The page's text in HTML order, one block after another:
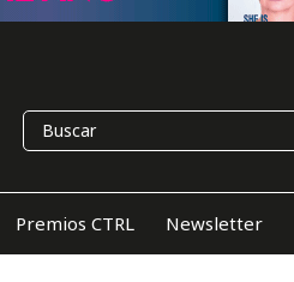
Premios CTRL Newsletter